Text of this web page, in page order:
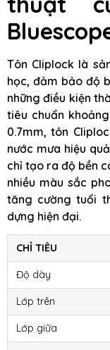
Tôn Cliplock là
học, đảm bảo độ
những điều kiện
tiêu chuẩn
0.7mm, tôn
nước mưa hiệu
chỉ tạo ra độ bền
nhiều màu sắc
tăng cường tuổi
dựng hiện đại.
CHỈ TIÊU
Độ dày
Lớp trên
Lớp giữa